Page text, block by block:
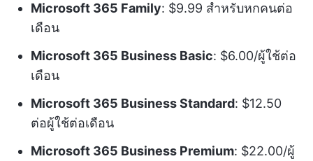
Microsoft 365 Family: $9.99 สำหรับหกคนต่อ
เดือน
Microsoft 365 Business Basic: $6.00/ผู้ใช้ต่อ
เดือน
Microsoft 365 Business Standard: $12.50
ต่อผู้ใช้ต่อเดือน
Microsoft 365 Business Premium: $22.00/ผู้